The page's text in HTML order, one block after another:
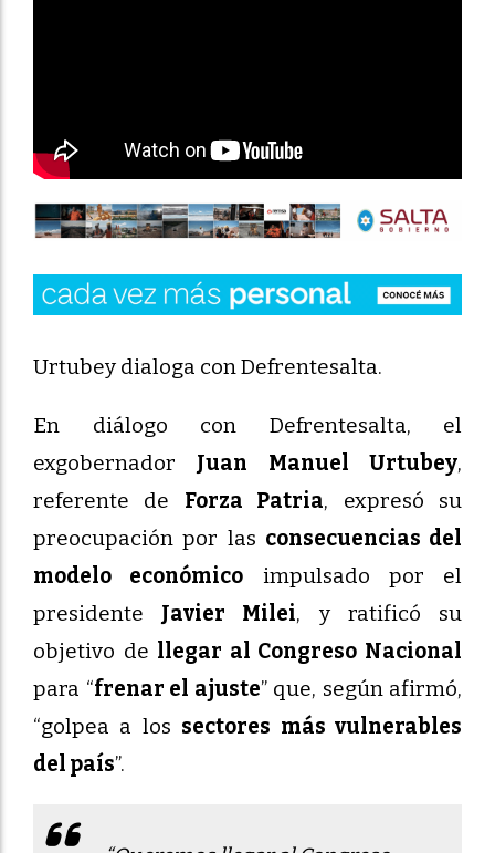
Urtubey dialoga con Defrentesalta.
En diálogo con Defrentesalta, el
exgobernador Juan Manuel Urtubey,
referente de Forza Patria, expresó su
preocupación por las consecuencias del
modelo económico impulsado por el
presidente Javier Milei, y ratificó su
objetivo de llegar al Congreso Nacional
para “frenar el ajuste” que, según afirmó,
“golpea a los sectores más vulnerables
del país”.